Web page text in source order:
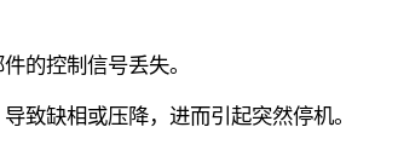
的控制信号丢失。
致缺相或压降，进而引起突然停机。